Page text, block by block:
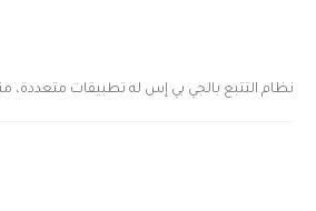
نظام التتبع بالجي بي إس له تطبيقات متعددة،